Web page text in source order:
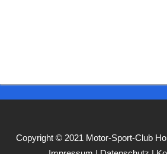
Copyright © 2021 Motor-Sport-Club